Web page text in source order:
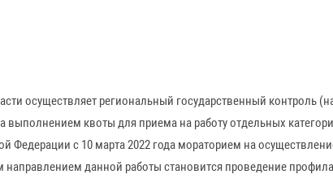
осуществляет региональный государственный
выполнением квоты для приема на работу отдельных
Федерации с 10 марта 2022 года мораторием на
данной работы становится проведение